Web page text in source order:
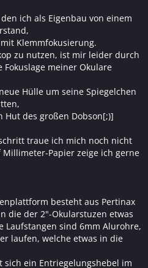
ich als Eigenbau von einem
Klemmfokusierung.
zu nutzen, ist mir leider durch
meiner Okulare
Hülle um seine Spiegelchen
des großen Dobson[;)]
traue ich mich noch nicht
Papier zeige ich gerne
besteht aus Pertinax
die der 2"-Okularstuzen etwas
Laufstangen sind 6mm Alurohre,
laufen, welche etwas in die
sich ein Entriegelungshebel im